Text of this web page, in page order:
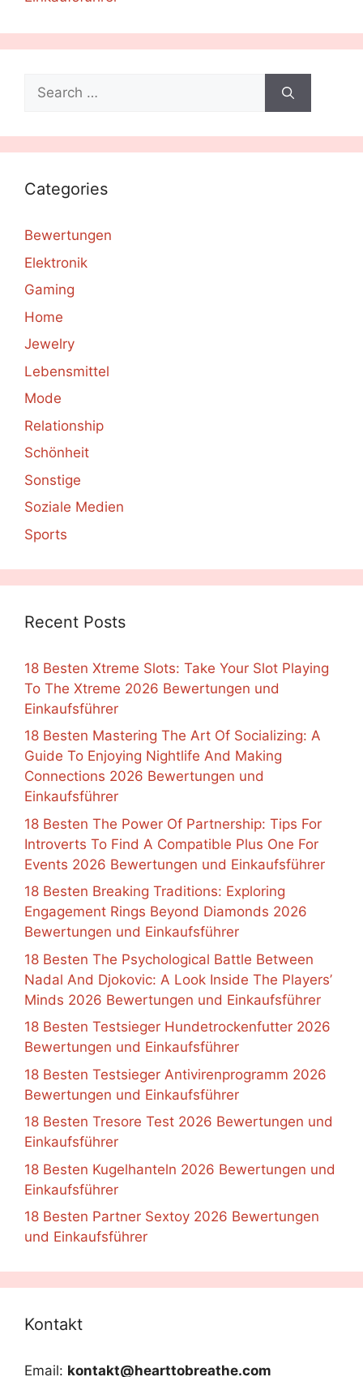
Search
for:
Categories
Bewertungen
Elektronik
Gaming
Home
Jewelry
Lebensmittel
Mode
Relationship
Schönheit
Sonstige
Soziale Medien
Sports
Recent Posts
18 Besten Xtreme Slots: Take Your Slot Playing
To The Xtreme 2026 Bewertungen und
Einkaufsführer
18 Besten Mastering The Art Of Socializing: A
Guide To Enjoying Nightlife And Making
Connections 2026 Bewertungen und
Einkaufsführer
18 Besten The Power Of Partnership: Tips For
Introverts To Find A Compatible Plus One For
Events 2026 Bewertungen und Einkaufsführer
18 Besten Breaking Traditions: Exploring
Engagement Rings Beyond Diamonds 2026
Bewertungen und Einkaufsführer
18 Besten The Psychological Battle Between
Nadal And Djokovic: A Look Inside The Players’
Minds 2026 Bewertungen und Einkaufsführer
18 Besten Testsieger Hundetrockenfutter 2026
Bewertungen und Einkaufsführer
18 Besten Testsieger Antivirenprogramm 2026
Bewertungen und Einkaufsführer
18 Besten Tresore Test 2026 Bewertungen und
Einkaufsführer
18 Besten Kugelhanteln 2026 Bewertungen und
Einkaufsführer
18 Besten Partner Sextoy 2026 Bewertungen
und Einkaufsführer
Kontakt
Email: kontakt@hearttobreathe.com